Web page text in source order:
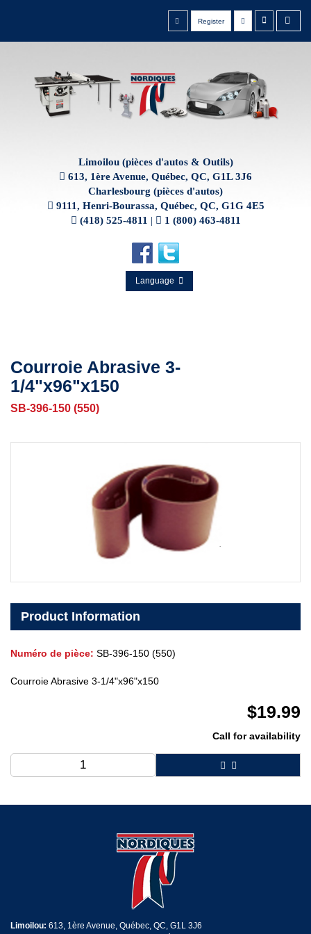
Register
Limoilou (pièces d'autos & Outils)
613, 1ère Avenue, Québec, QC, G1L 3J6
Charlesbourg (pièces d'autos)
9111, Henri-Bourassa, Québec, QC, G1G 4E5
(418) 525-4811 | 1 (800) 463-4811
Language
Courroie Abrasive 3-
1/4"x96"x150
SB-396-150 (550)
Product Information
Numéro de pièce: SB-396-150 (550)
Courroie Abrasive 3-1/4"x96"x150
$19.99
Call for availability
Limoilou: 613, 1ère Avenue, Québec, QC, G1L 3J6